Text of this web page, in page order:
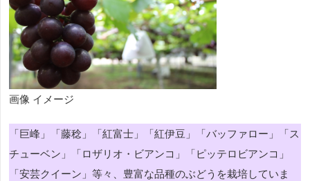
画像 イメージ
「巨峰」「藤稔」「紅富士」「紅伊豆」「バッファロー」「ス
チューベン」「ロザリオ・ビアンコ」「ピッテロビアンコ」
「安芸クイーン」等々、豊富な品種のぶどうを栽培していま